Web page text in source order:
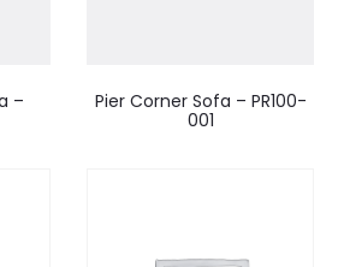
–
Pier Corner Sofa – PR100-
001